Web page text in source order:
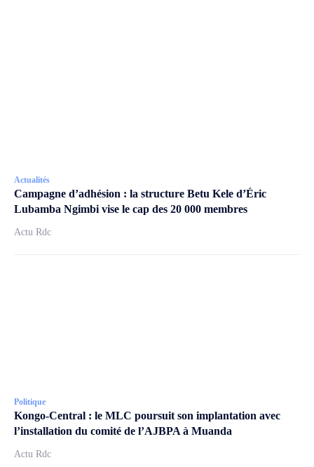
Actualités
Campagne d’adhésion : la structure Betu Kele d’Éric
Lubamba Ngimbi vise le cap des 20 000 membres
Actu Rdc
Politique
Kongo-Central : le MLC poursuit son implantation avec
l’installation du comité de l’AJBPA à Muanda
Actu Rdc